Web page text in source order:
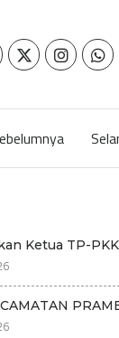
Ketua TP-PKK